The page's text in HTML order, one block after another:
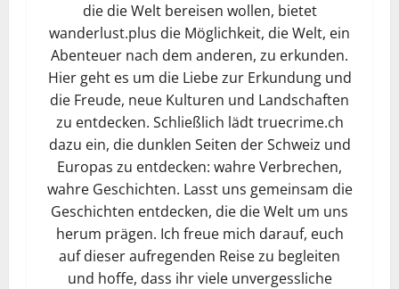
die die Welt bereisen wollen, bietet
wanderlust.plus die Möglichkeit, die Welt, ein
Abenteuer nach dem anderen, zu erkunden.
Hier geht es um die Liebe zur Erkundung und
die Freude, neue Kulturen und Landschaften
zu entdecken. Schließlich lädt truecrime.ch
dazu ein, die dunklen Seiten der Schweiz und
Europas zu entdecken: wahre Verbrechen,
wahre Geschichten. Lasst uns gemeinsam die
Geschichten entdecken, die die Welt um uns
herum prägen. Ich freue mich darauf, euch
auf dieser aufregenden Reise zu begleiten
und hoffe, dass ihr viele unvergessliche